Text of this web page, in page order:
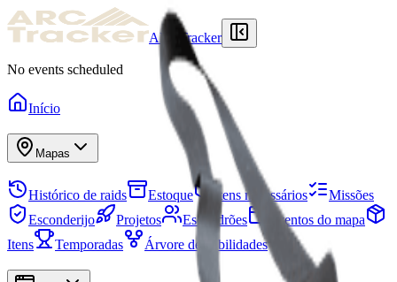
ARCTracker
No events scheduled
Início
Mapas
Histórico de raids Estoque Itens necessários
Missões
Esconderijo
Projetos Esquadrões
Eventos do mapa
Itens
Temporadas Árvore de habilidades